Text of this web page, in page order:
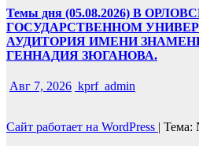
Темы дня (05.08.2026) В
ГОСУДАРСТВЕННОМ
АУДИТОРИЯ ИМЕНИ
ГЕННАДИЯ ЗЮГАНОВА.
Авг 7, 2026 kprf_admin
Сайт работает на WordPress | Тема: